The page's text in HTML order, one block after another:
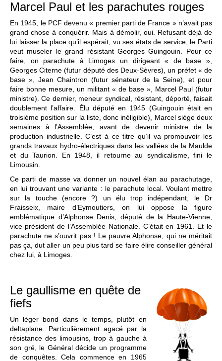
Marcel Paul et les parachutes rouges
En 1945, le PCF devenu « premier parti de France » n’avait pas
grand chose à conquérir. Mais à démolir, oui. Refusant déjà de
lui laisser la place qu’il espérait, vu ses états de service, le Parti
veut museler le grand résistant Georges Guingouin. Pour ce
faire, on parachute à Limoges un dirigeant « de base »,
Georges Citerne (futur député des Deux-Sèvres), un préfet « de
base », Jean Chaintron (futur sénateur de la Seine), et pour
faire bonne mesure, un militant « de base », Marcel Paul (futur
ministre). Ce dernier, meneur syndical, résistant, déporté, faisait
doublement l’affaire. Élu député en 1945 (Guingouin était en
troisième position sur la liste, donc inéligible), Marcel siège deux
semaines à l’Assemblée, avant de devenir ministre de la
production industrielle. C’est à ce titre qu’il va promouvoir les
grands travaux hydro-électriques dans les vallées de la Maulde
et du Taurion. En 1948, il retourne au syndicalisme, fini le
Limousin.
Ce parti de masse va donner un nouvel élan au parachutage,
en lui trouvant une variante : le parachute local. Voulant mettre
sur la touche (encore ?) un élu trop indépendant, le Dr
Fraisseix, maire d’Eymoutiers, on lui oppose la figure
emblématique d’Alphonse Denis, député de la Haute-Vienne,
vice-président de l’Assemblée Nationale. C’était en 1961. Et le
parachute ne s’ouvrit pas ! Le pauvre Alphonse, qui ne méritait
pas ça, dut aller un peu plus tard se faire élire conseiller général
chez lui, à Limoges.
Le gaullisme en quête de
fiefs
Un léger bond dans le temps, plutôt en
deltaplane. Particulièrement agacé par la
résistance des limousins, trop à gauche à
son gré, le Général décide un programme
de conquêtes. Cela commence en 1965